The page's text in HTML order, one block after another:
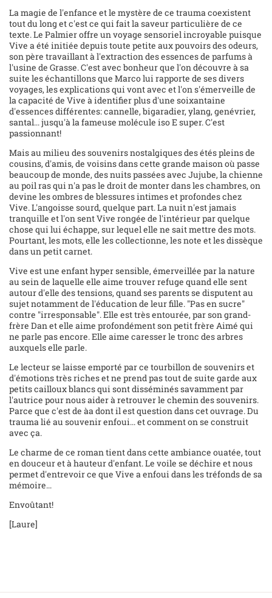
La magie de l'enfance et le mystère de ce trauma coexistent
tout du long et c'est ce qui fait la saveur particulière de ce
texte. Le Palmier offre un voyage sensoriel incroyable puisque
Vive a été initiée depuis toute petite aux pouvoirs des odeurs,
son père travaillant à l'extraction des essences de parfums à
l'usine de Grasse. C'est avec bonheur que l'on découvre à sa
suite les échantillons que Marco lui rapporte de ses divers
voyages, les explications qui vont avec et l'on s'émerveille de
la capacité de Vive à identifier plus d'une soixantaine
d'essences différentes: cannelle, bigaradier, ylang, genévrier,
santal... jusqu'à la fameuse molécule iso E super. C'est
passionnant!
Mais au milieu des souvenirs nostalgiques des étés pleins de
cousins, d'amis, de voisins dans cette grande maison où passe
beaucoup de monde, des nuits passées avec Jujube, la chienne
au poil ras qui n'a pas le droit de monter dans les chambres, on
devine les ombres de blessures intimes et profondes chez
Vive. L'angoisse sourd, quelque part. La nuit n'est jamais
tranquille et l'on sent Vive rongée de l'intérieur par quelque
chose qui lui échappe, sur lequel elle ne sait mettre des mots.
Pourtant, les mots, elle les collectionne, les note et les dissèque
dans un petit carnet.
Vive est une enfant hyper sensible, émerveillée par la nature
au sein de laquelle elle aime trouver refuge quand elle sent
autour d'elle des tensions, quand ses parents se disputent au
sujet notamment de l'éducation de leur fille. "Pas en sucre"
contre "irresponsable". Elle est très entourée, par son grand-
frère Dan et elle aime profondément son petit frère Aimé qui
ne parle pas encore. Elle aime caresser le tronc des arbres
auxquels elle parle.
Le lecteur se laisse emporté par ce tourbillon de souvenirs et
d'émotions très riches et ne prend pas tout de suite garde aux
petits cailloux blancs qui sont disséminés savamment par
l'autrice pour nous aider à retrouver le chemin des souvenirs.
Parce que c'est de àa dont il est question dans cet ouvrage. Du
trauma lié au souvenir enfoui... et comment on se construit
avec ça.
Le charme de ce roman tient dans cette ambiance ouatée, tout
en douceur et à hauteur d'enfant. Le voile se déchire et nous
permet d'entrevoir ce que Vive a enfoui dans les tréfonds de sa
mémoire...
Envoûtant!
[Laure]